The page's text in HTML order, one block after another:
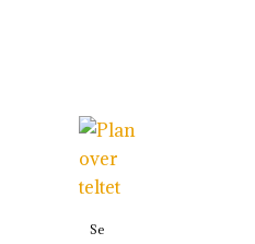
Se